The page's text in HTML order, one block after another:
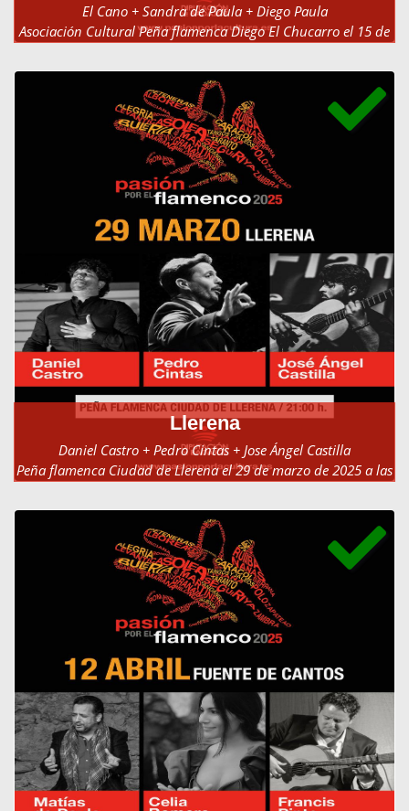
El Cano + Sandra de Paula + Diego Paula
Asociación Cultural Peña flamenca Diego El Chucarro el 15 de
Llerena
Daniel Castro + Pedro Cintas + Jose Ángel Castilla
Peña flamenca Ciudad de Llerena el 29 de marzo de 2025 a las